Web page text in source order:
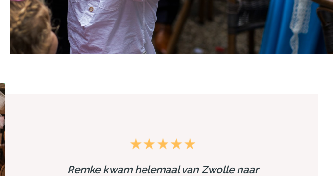
Remke kwam helemaal van Zwolle naar